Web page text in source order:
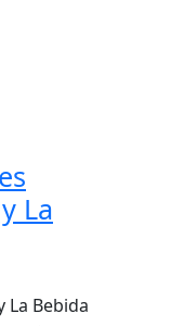
La
La Bebida